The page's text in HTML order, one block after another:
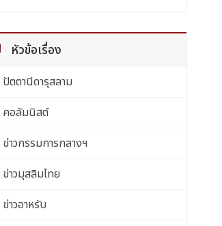
หัวข้อเรื่อง
ปัตตานีดารุสลาม
คอลัมนิสต์
ข่าวกรรมการกลางฯ
ข่าวมุสลิมไทย
ข่าวอาหรับ